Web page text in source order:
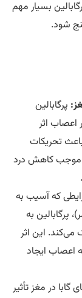
بسیار مهم
اثر
تحریکات
کاهش درد
که آسیب به
به
این اثر
ایجاد
در مغز تأثیر